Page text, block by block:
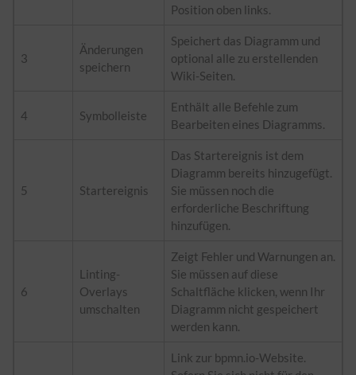
Position oben links.
3
Änderungen
speichern
Speichert das Diagramm und
optional alle zu erstellenden
Wiki-Seiten.
4 Symbolleiste
Enthält alle Befehle zum
Bearbeiten eines Diagramms.
5 Startereignis
Das Startereignis ist dem
Diagramm bereits hinzugefügt.
Sie müssen noch die
erforderliche Beschriftung
hinzufügen.
6
Linting-
Overlays
umschalten
Zeigt Fehler und Warnungen an.
Sie müssen auf diese
Schaltfläche klicken, wenn Ihr
Diagramm nicht gespeichert
werden kann.
Link zur bpmn.io-Website.